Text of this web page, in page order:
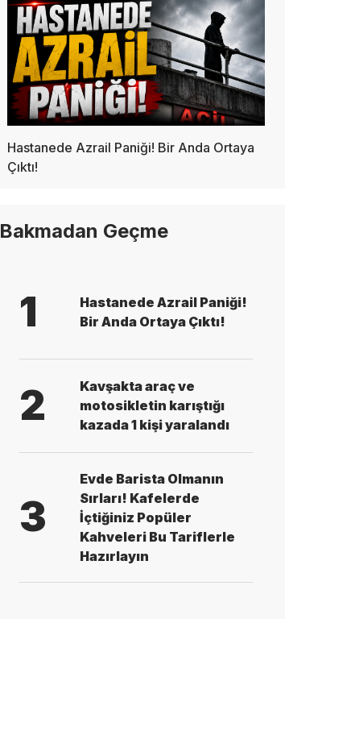
Hastanede Azrail Paniği! Bir Anda Ortaya
Çıktı!
Bakmadan Geçme
1
Hastanede Azrail Paniği!
Bir Anda Ortaya Çıktı!
2
Kavşakta araç ve
motosikletin karıştığı
kazada 1 kişi yaralandı
3
Evde Barista Olmanın
Sırları! Kafelerde
İçtiğiniz Popüler
Kahveleri Bu Tariflerle
Hazırlayın